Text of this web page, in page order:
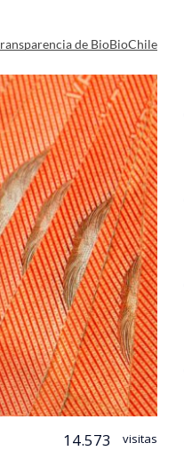
de BioBioChile
14.573 visitas